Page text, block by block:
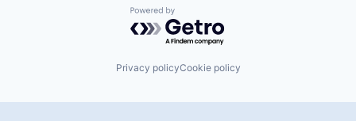
Powered by Getro.com
Privacy policyCookie policy